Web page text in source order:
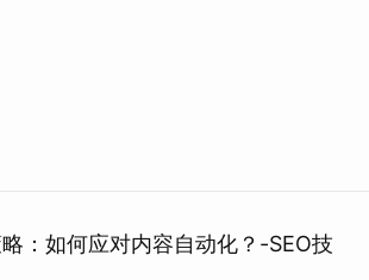
：如何应对内容自动化？-SEO技